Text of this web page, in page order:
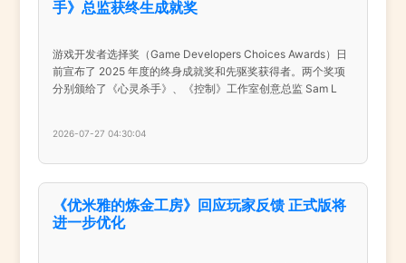
手》总监获终生成就奖
游戏开发者选择奖（Game Developers Choices Awards）日
前宣布了 2025 年度的终身成就奖和先驱奖获得者。两个奖项
分别颁给了《心灵杀手》、《控制》工作室创意总监 Sam L
2026-07-27 04:30:04
《优米雅的炼金工房》回应玩家反馈 正式版将
进一步优化